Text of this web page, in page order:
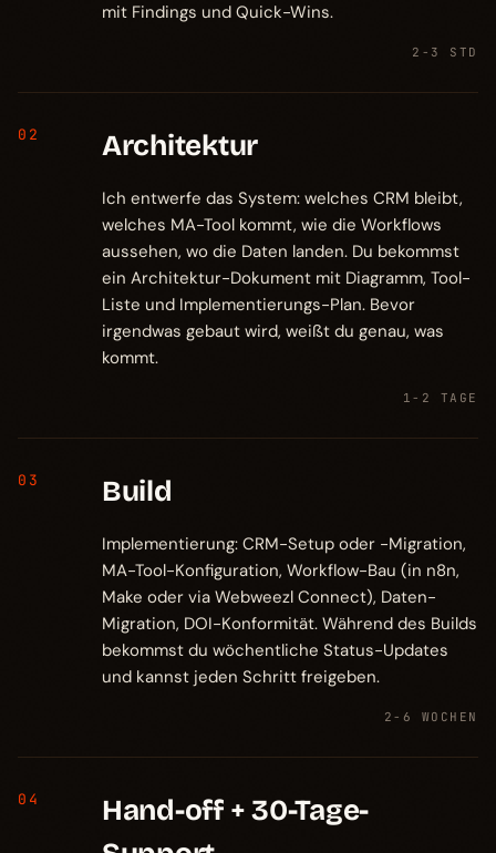
mit Findings und Quick-Wins.
2-3 STD
02 Architektur
Ich entwerfe das System: welches CRM bleibt,
welches MA-Tool kommt, wie die Workflows
aussehen, wo die Daten landen. Du bekommst
ein Architektur-Dokument mit Diagramm, Tool-
Liste und Implementierungs-Plan. Bevor
irgendwas gebaut wird, weißt du genau, was
kommt.
1-2 TAGE
03 Build
Implementierung: CRM-Setup oder -Migration,
MA-Tool-Konfiguration, Workflow-Bau (in n8n,
Make oder via Webweezl Connect), Daten-
Migration, DOI-Konformität. Während des Builds
bekommst du wöchentliche Status-Updates
und kannst jeden Schritt freigeben.
2-6 WOCHEN
04
Hand-off + 30-Tage-